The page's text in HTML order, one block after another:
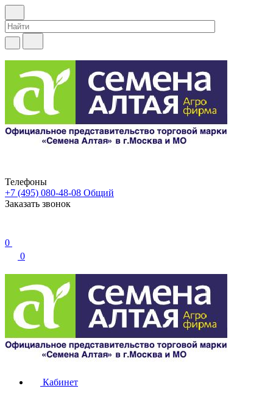
Телефоны
+7 (495) 080-48-08 Общий
Заказать звонок
0
0
Кабинет